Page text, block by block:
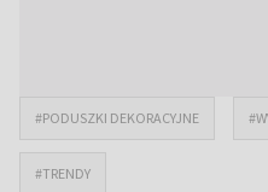
#PODUSZKI DEKORACYJNE
#TRENDY